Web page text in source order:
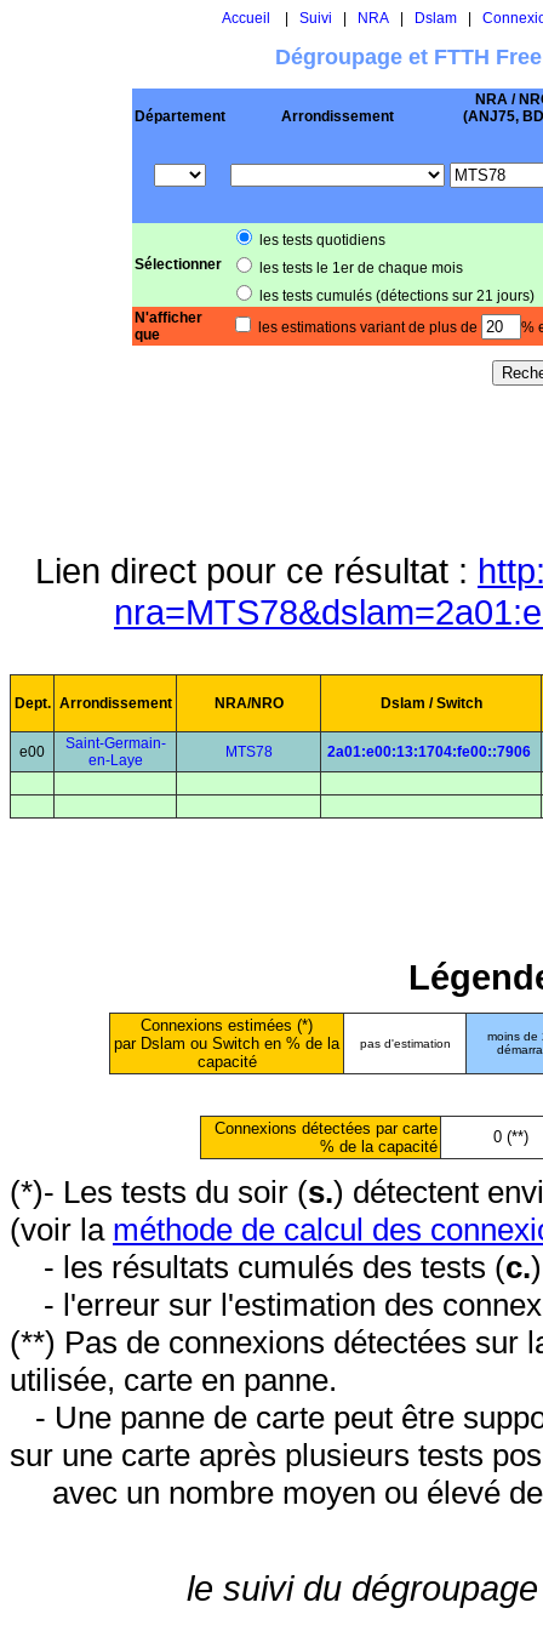
Accueil Suivi NRA| Dslam|
Dégroupage et FTTH
Département Arrondissement
NRA /
(ANJ75,
Sélectionner
les tests quotidiens
les tests le 1er de chaque mois
les tests cumulés (détections sur 21 jours)
N'afficher
que
les estimations variant de plus de %
Lien direct pour ce résultat :
Dept. Arrondissement NRA/NRO Dslam / Switch
e00
Saint-Germain-
en-Laye
MTS78 2a01:e00:13:1704:fe00::7906
Connexions estimées (*)
par Dslam ou Switch en % de la
capacité
pas d'estimation
moins de
Connexions détectées par carte
% de la capacité
0 (**)
(*)- Les tests du soir (s.) détectent
(voir la méthode de calcul des
- les résultats cumulés des tests (c.
- l'erreur sur l'estimation des
(**) Pas de connexions détectées sur
utilisée, carte en panne.
- Une panne de carte peut être
sur une carte après plusieurs tests
avec un nombre moyen ou élevé
le suivi du